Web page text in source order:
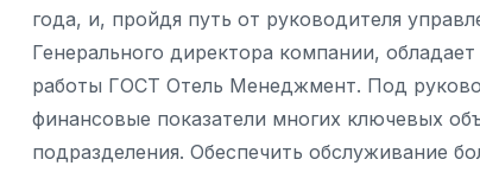
года, и, пройдя путь от руководителя
Генерального директора компании,
работы ГОСТ Отель Менеджмент. Под
финансовые показатели многих ключевых
подразделения. Обеспечить обслуживание